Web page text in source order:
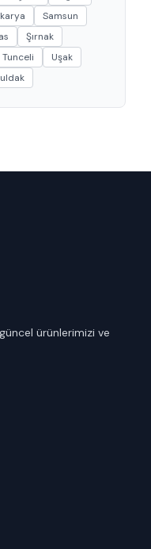
Samsun
Şırnak
Tunceli
Uşak
ürünlerimizi ve